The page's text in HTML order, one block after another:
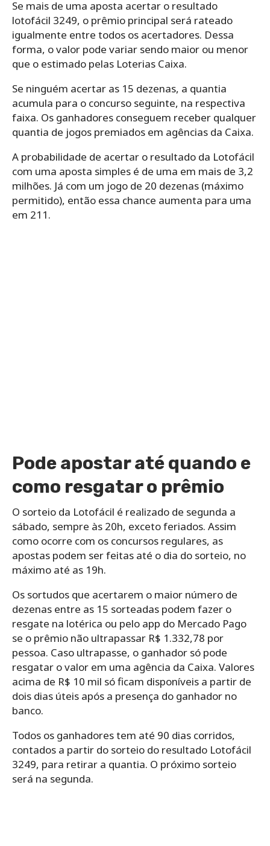
Se mais de uma aposta acertar o resultado
lotofácil 3249, o prêmio principal será rateado
igualmente entre todos os acertadores. Dessa
forma, o valor pode variar sendo maior ou menor
que o estimado pelas Loterias Caixa.
Se ninguém acertar as 15 dezenas, a quantia
acumula para o concurso seguinte, na respectiva
faixa. Os ganhadores conseguem receber qualquer
quantia de jogos premiados em agências da Caixa.
A probabilidade de acertar o resultado da Lotofácil
com uma aposta simples é de uma em mais de 3,2
milhões. Já com um jogo de 20 dezenas (máximo
permitido), então essa chance aumenta para uma
em 211.
Pode apostar até quando e
como resgatar o prêmio
O sorteio da Lotofácil é realizado de segunda a
sábado, sempre às 20h, exceto feriados. Assim
como ocorre com os concursos regulares, as
apostas podem ser feitas até o dia do sorteio, no
máximo até as 19h.
Os sortudos que acertarem o maior número de
dezenas entre as 15 sorteadas podem fazer o
resgate na lotérica ou pelo app do Mercado Pago
se o prêmio não ultrapassar R$ 1.332,78 por
pessoa. Caso ultrapasse, o ganhador só pode
resgatar o valor em uma agência da Caixa. Valores
acima de R$ 10 mil só ficam disponíveis a partir de
dois dias úteis após a presença do ganhador no
banco.
Todos os ganhadores tem até 90 dias corridos,
contados a partir do sorteio do resultado Lotofácil
3249, para retirar a quantia. O próximo sorteio
será na segunda.